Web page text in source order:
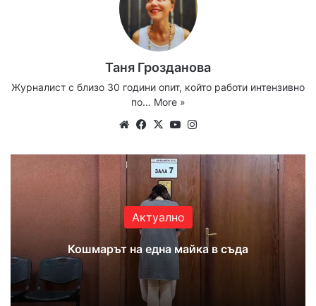
Таня Грозданова
Журналист с близо 30 години опит, който работи интензивно
по… More »
WebsiteFacebook
X YouTube
Актуално
Кошмарът на една майка в съда